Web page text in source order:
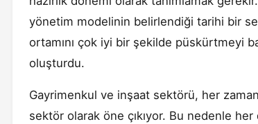
yönetim modelinin belirlendiği tarihi bir
ortamını çok iyi bir şekilde püskürtmeyi
oluşturdu.
Gayrimenkul ve inşaat sektörü, her zaman
sektör olarak öne çıkıyor. Bu nedenle